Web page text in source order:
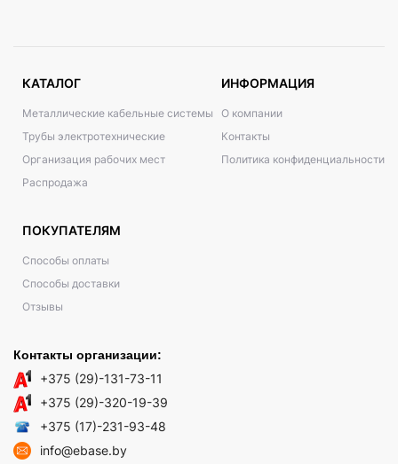
КАТАЛОГ
Металлические кабельные системы
Трубы электротехнические
Организация рабочих мест
Распродажа
ИНФОРМАЦИЯ
О компании
Контакты
Политика конфиденциальности
ПОКУПАТЕЛЯМ
Способы оплаты
Способы доставки
Отзывы
Контакты организации:
+375 (29)-131-73-11
+375 (29)-320-19-39
+375 (17)-231-93-48
info@ebase.by